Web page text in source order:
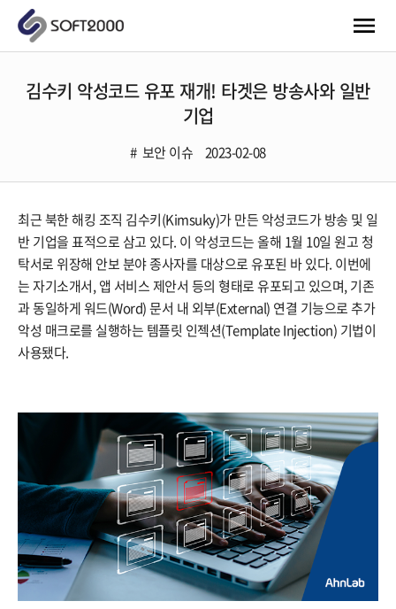
김수키 악성코드 유포 재개! 타겟은 방송사와 일반
기업
보안 이슈 2023-02-08
최근 북한 해킹 조직 김수키(Kimsuky)가 만든 악성코드가 방송 및 일
반 기업을 표적으로 삼고 있다. 이 악성코드는 올해 1월 10일 원고 청
탁서로 위장해 안보 분야 종사자를 대상으로 유포된 바 있다. 이번에
는 자기소개서, 앱 서비스 제안서 등의 형태로 유포되고 있으며, 기존
과 동일하게 워드(Word) 문서 내 외부(External) 연결 기능으로 추가
악성 매크로를 실행하는 템플릿 인젝션(Template Injection) 기법이
사용됐다.